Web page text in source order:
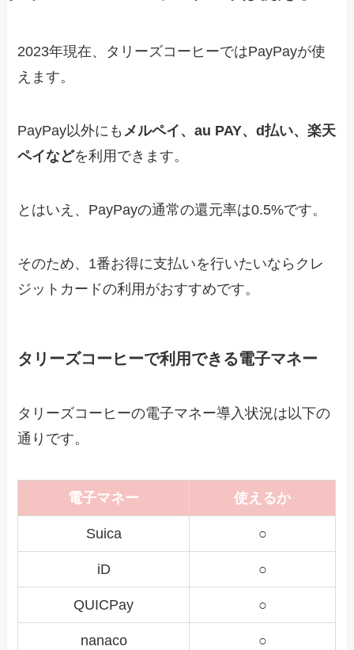
2023年現在、タリーズコーヒーではPayPayが使
えます。
PayPay以外にも メルペイ、au PAY、d払い、楽天
ペイなどを利用できます。
とはいえ、PayPayの通常の還元率は0.5%です。
そのため、1番お得に支払いを行いたいならクレ
ジットカードの利用がおすすめです。
タリーズコーヒーで利用できる電子マネー
タリーズコーヒーの電子マネー導入状況は以下の
通りです。
電子マネー 使えるか
Suica ○
iD ○
QUICPay ○
nanaco ○